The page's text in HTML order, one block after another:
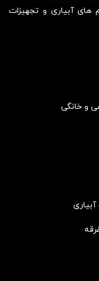
های آبیاری و تجهیزات
و خانگی